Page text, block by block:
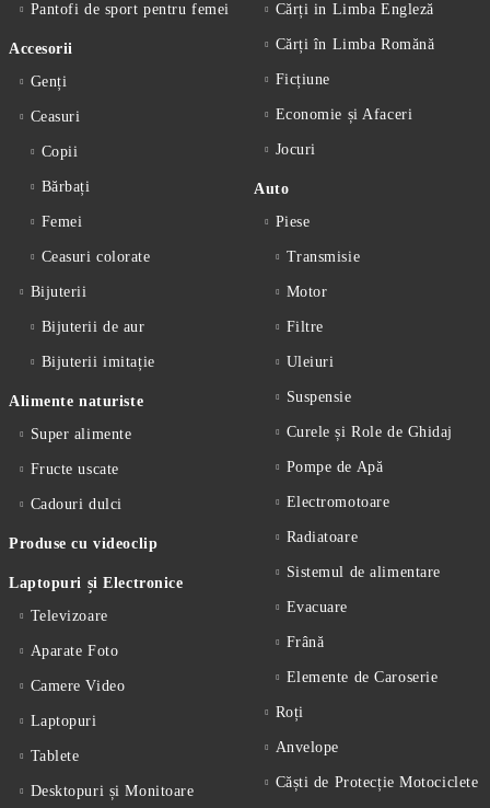
Pantofi de sport pentru femei
Accesorii
Genți
Ceasuri
Copii
Bărbați
Femei
Ceasuri colorate
Bijuterii
Bijuterii de aur
Bijuterii imitație
Alimente naturiste
Super alimente
Fructe uscate
Cadouri dulci
Produse cu videoclip
Laptopuri și Electronice
Televizoare
Aparate Foto
Camere Video
Laptopuri
Tablete
Desktopuri și Monitoare
Cărți in Limba Engleză
Cărți în Limba Romănă
Ficțiune
Economie și Afaceri
Jocuri
Auto
Piese
Transmisie
Motor
Filtre
Uleiuri
Suspensie
Curele și Role de Ghidaj
Pompe de Apă
Electromotoare
Radiatoare
Sistemul de alimentare
Evacuare
Frână
Elemente de Caroserie
Roți
Anvelope
Căști de Protecție Motociclete